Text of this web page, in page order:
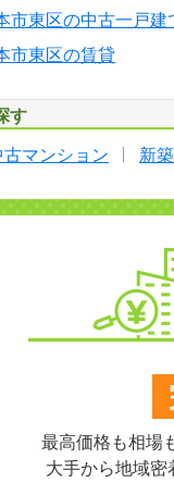
市東区の中古一戸建
市東区の賃貸
す
古マンション 新
最高価格も相場
大手から地域密